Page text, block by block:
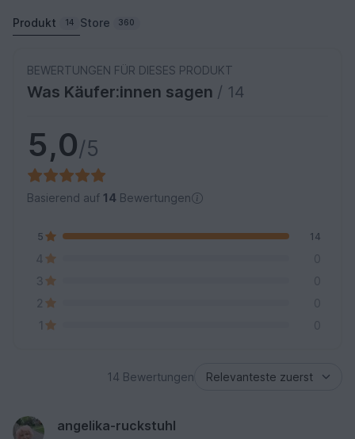
Produkt 14 Store 360
BEWERTUNGEN FÜR DIESES PRODUKT
Was Käufer:innen sagen / 14
5,0/5
Basierend auf 14 Bewertungen
5 14
4
0
3
0
2
0
1
0
14 Bewertungen
angelika-ruckstuhl